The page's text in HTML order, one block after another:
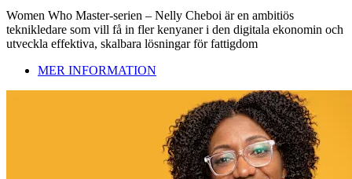
Women Who Master-serien – Nelly Cheboi är en ambitiös
teknikledare som vill få in fler kenyaner i den digitala ekonomin och
utveckla effektiva, skalbara lösningar för fattigdom
MER INFORMATION